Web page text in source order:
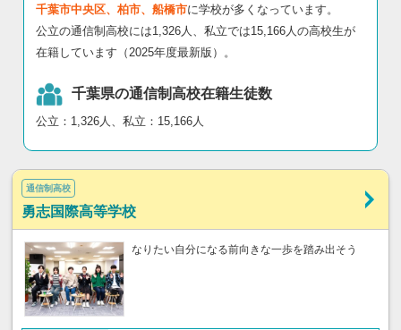
千葉市中央区、柏市、船橋市に学校が多くなっています。
公立の通信制高校には1,326人、私立では15,166人の高校生が
在籍しています（2025年度最新版）。
千葉県の通信制高校在籍生徒数
公立：1,326人、私立：15,166人
通信制高校
勇志国際高等学校
なりたい自分になる前向きな一歩を踏み出そう